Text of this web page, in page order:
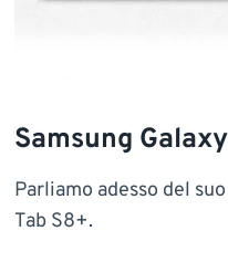
Samsung
Parliamo adesso del
Tab S8+.